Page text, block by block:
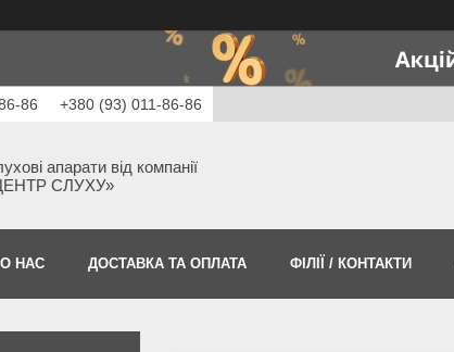
86 +380 (93) 011-86-86
апарати від компанії
СЛУХУ»
НАС ДОСТАВКА ТА ОПЛАТА ФІЛІЇ / КОНТАКТИ